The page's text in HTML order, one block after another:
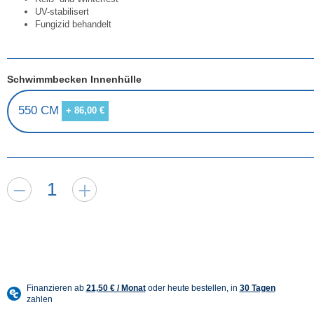
UV-stabilisert
Fungizid behandelt
Schwimmbecken Innenhülle
550 CM + 86,00 €